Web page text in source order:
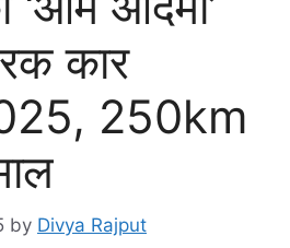
कार
250km
by Divya Rajput